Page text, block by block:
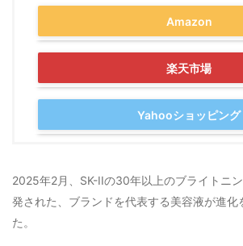
Amazon
楽天市場
Yahooショッピング
2025年2月、SK-IIの30年以上のブライトニ
発された、ブランドを代表する美容液が進化
た。